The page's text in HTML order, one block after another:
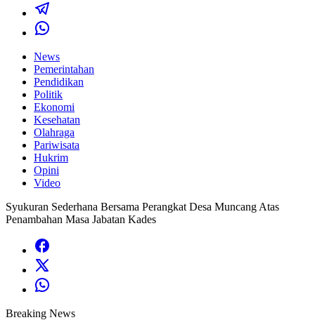
News
Pemerintahan
Pendidikan
Politik
Ekonomi
Kesehatan
Olahraga
Pariwisata
Hukrim
Opini
Video
Syukuran Sederhana Bersama Perangkat Desa Muncang Atas
Penambahan Masa Jabatan Kades
Breaking News